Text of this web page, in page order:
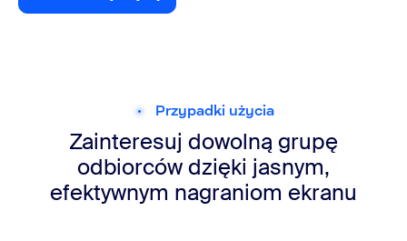
Przypadki użycia
Zainteresuj dowolną grupę
odbiorców dzięki jasnym,
efektywnym nagraniom ekranu